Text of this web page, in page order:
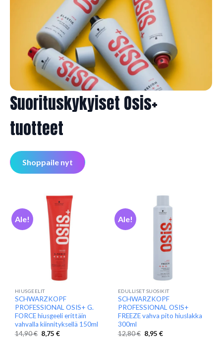
Suoritus­­kykyiset Osis+
tuotteet
Shoppaile nyt
Ale!
HIUSGEELIT
SCHWARZKOPF
PROFESSIONAL OSIS+ G.
FORCE hiusgeeli erittäin
vahvalla kiinnityksellä 150ml
14,90€ Alkuperäinen
8,75 €Nykyinen
Ale!
EDULLISET SUOSIKIT
SCHWARZKOPF
PROFESSIONAL OSIS+
FREEZE vahva pito hiuslakka
300ml
12,80€ Alkuperäinen
8,95 €Nykyinen